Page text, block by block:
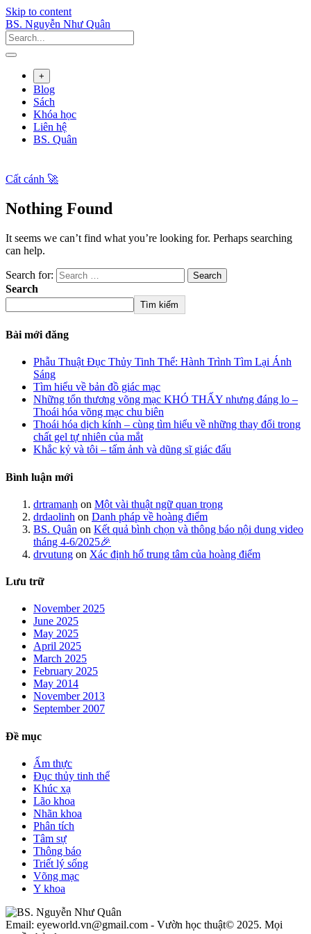
Skip to content
BS. Nguyễn Như Quân
+
Blog
Sách
Khóa học
Liên hệ
BS. Quân
Cất cánh 🚀
Nothing Found
It seems we can’t find what you’re looking for. Perhaps searching
can help.
Search for:
Search
Tìm kiếm
Bài mới đăng
Phẫu Thuật Đục Thủy Tinh Thể: Hành Trình Tìm Lại Ánh
Sáng
Tìm hiểu về bản đồ giác mạc
Những tổn thương võng mạc KHÓ THẤY nhưng đáng lo –
Thoái hóa võng mạc chu biên
Thoái hóa dịch kính – cùng tìm hiểu về những thay đổi trong
chất gel tự nhiên của mắt
Khắc kỷ và tôi – tấm ảnh và dũng sĩ giác đấu
Bình luận mới
drtramanh on Một vài thuật ngữ quan trọng
drdaolinh on Danh pháp về hoàng điểm
BS. Quân on Kết quả bình chọn và thông báo nội dung video
tháng 4-6/2025🎉
drvutung on Xác định hố trung tâm của hoàng điểm
Lưu trữ
November 2025
June 2025
May 2025
April 2025
March 2025
February 2025
May 2014
November 2013
September 2007
Đề mục
Ẩm thực
Đục thủy tinh thể
Khúc xạ
Lão khoa
Nhãn khoa
Phân tích
Tâm sự
Thông báo
Triết lý sống
Võng mạc
Y khoa
Email: eyeworld.vn@gmail.com - Vườn học thuật© 2025. Mọi